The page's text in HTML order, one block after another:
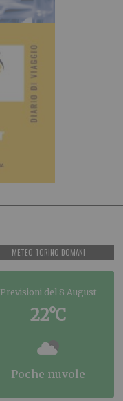
METEO TORINO DOMANI
Previsioni del 8 August
22°C
poche nuvole